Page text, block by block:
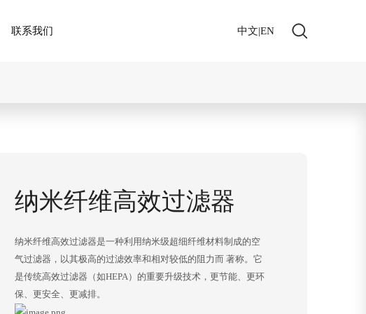
联系我们 中文|EN
纳米纤维高效过滤器
纳米纤维高效过滤器是一种利用纳米级超细纤维材料制成的空
气过滤器，以其极高的过滤效率和相对较低的阻力而 著称。它
是传统高效过滤器（如HEPA）的重要升级技术，更节能、更环
保、更安全、更减排。